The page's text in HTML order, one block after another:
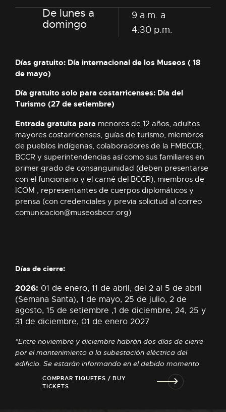
De lunes a
domingo
9 a.m. a
4:30 p.m.
Días gratuito: Día internacional de los Museos ( 18
de mayo)
Día gratuito solo para costarricenses: Día del
Turismo (27 de setiembre)
Entrada gratuita para menores de 12 años, adultos
mayores costarricenses, guías de turismo, miembros
de pueblos indígenas, colaboradores de la FMBCCR,
BCCR y superintendencias así como sus familiares en
primer grado de consanguinidad (deben presentarse
con el funcionario y el carné del BCCR), miembros de
ICOM , representantes de cuerpos diplomáticos y
prensa (con credenciales y previa solicitud al correo
comunicacion@museosbccr.org)
Días de cierre:
2026: 01 de enero, 11 de abril, del 2 al 5 de abril
(Semana Santa), 1 de mayo, 25 de julio, 2 de
agosto, 15 de setiembre ,1 de diciembre, 24, 25 y
31 de diciembre, 01 de enero 2027
*Entre noviembre y diciembre habrán dos días de cierre
por el mantenimiento a la subestación eléctrica del
edificio. Se estarán informando en el debido momento
COMPRAR TIQUETES / BUY
TICKETS